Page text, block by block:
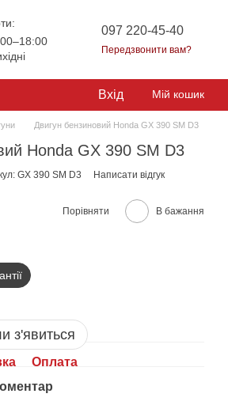
097 220-45-40
Передзвонити вам?
Вхід Мій кошик
Двигун бензиновий Honda GX 390 SM D3
Honda GX 390 SM D3
GX 390 SM D3 Написати відгук
Порівняти В бажання
з'явиться
Оплата